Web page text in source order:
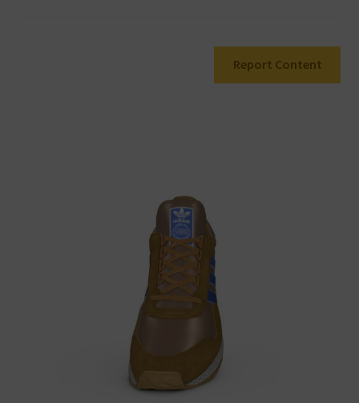
Report Content